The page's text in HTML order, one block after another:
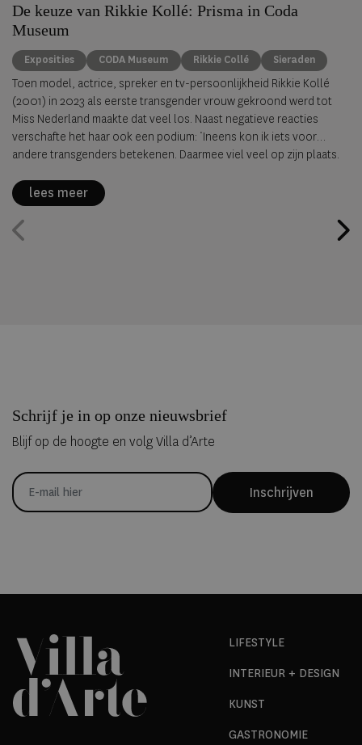
De keuze van Rikkie Kollé: Prisma in Coda
Museum
Exposities CODA Museum Rikkie Collé Sieraden
Toen model, actrice, spreker en tv-persoonlijkheid Rikkie Kollé
(2001) in 2023 als eerste transgender vrouw gekroond werd tot
Miss Nederland maakte dat veel los. Naast negatieve reacties
verschafte het haar ook een podium: ‘Ineens kon ik iets voor
andere transgenders betekenen. Daarmee viel veel op zijn plaats.
en representatie een selectie te maken uit de CODA
sieradencollectie in de tentoonstellingenreeks ‘De keuze van…’
heb ik dan ook direct omarmd.’
lees meer
Schrijf je in op onze nieuwsbrief
Blijf op de hoogte en volg Villa d’Arte
Inschrijven
LIFESTYLE
INTERIEUR + DESIGN
KUNST
GASTRONOMIE